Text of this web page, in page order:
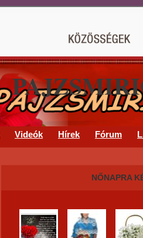
Videók Hírek Fórum
NŐNAPRA